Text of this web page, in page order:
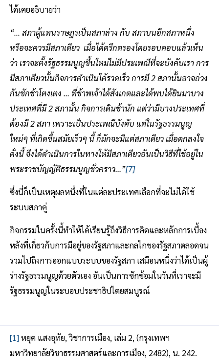
ได้เคยอธิบายว่า
“... สภาผู้แทนราษฎรเป็นสภาล่าง กับ สภาบนอีกสภาหนึ่ง
หรือจะควรมีสภาเดียว เมื่อได้ตรึกตรองโดยรอบคอบแล้วเห็น
ว่า เราจะตั้งรัฐธรรมนูญขึ้นใหม่ไม่มีประเพณีที่จะบังคับเรา การ
มีสภาเดียวนั้นกิจการดำเนินได้รวดเร็ว การมี 2 สภานั้นอาจถ่วง
กันชักช้าโตงเตง ... ที่ข้าพเจ้าได้สังเกตและได้พบได้ยินมาบาง
ประเทศที่มี 2 สภานั้น กิจการเดินช้านัก แต่ว่ามีบางประเทศที่
ต้องมี 2 สภา เพราะเป็นประเพณีบังคับ แต่ในรัฐธรรมนูญ
ใหม่ๆ ที่เกิดขึ้นสมัยเร็วๆ นี้ ก็มักจะมีแต่สภาเดียว เมื่อตกลงใจ
ดั่งนี้ จึงได้ดำเนินการในทางให้มีสภาเดียวอันเป็นวิธีที่ใช้อยู่ใน
พระราชบัญญัติธรรมนูญชั่วคราว...”[7]
ซึ่งนี่ก็เป็นเหตุผลหนึ่งที่ในแต่ละประเทศเลือกที่จะไม่ได้ใช้
ระบบสภาคู่
กิจกรรมในครั้งนี้ทำให้ได้เรียนรู้ถึงวิธีการคิดและหลักการเบื้อง
หลังที่เกี่ยวกับการมีอยู่ของรัฐสภาและกลไกของรัฐสภาตลอดจน
รวมไปถึงการออกแบบระบบของรัฐสภา เสมือนหนึ่งว่าได้เป็นผู้
ร่างรัฐธรรมนูญด้วยตัวเอง อันเป็นการซักซ้อมในวันที่เราจะมี
รัฐธรรมนูญในระบอบประชาธิปไตยสมบูรณ์
[1]หยุด แสงอุทัย, วิชาการเมือง, เล่ม 2, (กรุงเทพฯ
มหาวิทยาลัยวิชาธรรมศาสตร์และการเมือง, 2482), น. 242.